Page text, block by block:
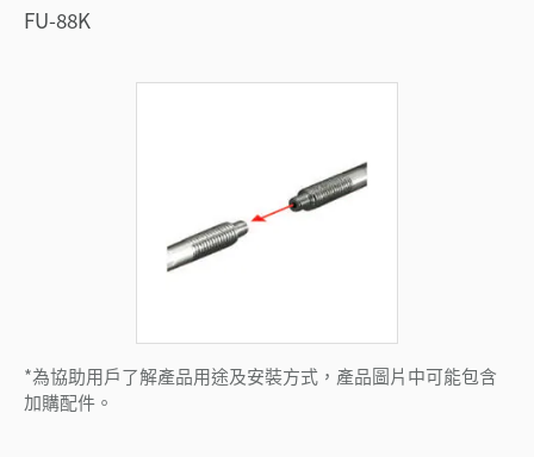
FU-88K
*為協助用戶了解產品用途及安裝方式，產品圖片中可能包含
加購配件。